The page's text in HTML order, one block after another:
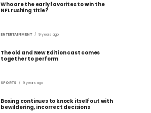
Who are the early favorites to win the
NFL rushing title?
ENTERTAINMENT 9 years ago
The old and New Edition cast comes
together to perform
SPORTS 9 years ago
Boxing continues to knock itself out with
bewildering, incorrect decisions